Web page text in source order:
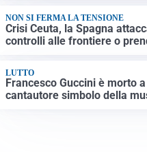
NON SI FERMA LA TENSIONE
Crisi Ceuta, la Spagna
controlli alle frontiere o
LUTTO
Francesco Guccini è morto
cantautore simbolo della